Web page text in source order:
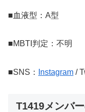
■血液型：A型
■MBTI判定：不明
■SNS： Instagram /
T1419メンバ